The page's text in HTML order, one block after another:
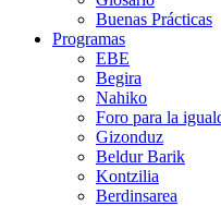
Buenas Prácticas
Programas
EBE
Begira
Nahiko
Foro para la
Gizonduz
Beldur Barik
Kontzilia
Berdinsarea